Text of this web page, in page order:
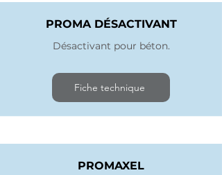
PROMA DÉSACTIVANT
Désactivant pour béton.
Fiche technique
PROMAXEL